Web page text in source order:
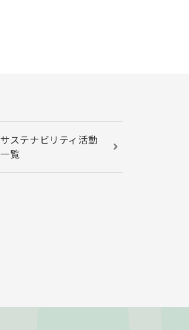
サステナビリティ活動
一覧